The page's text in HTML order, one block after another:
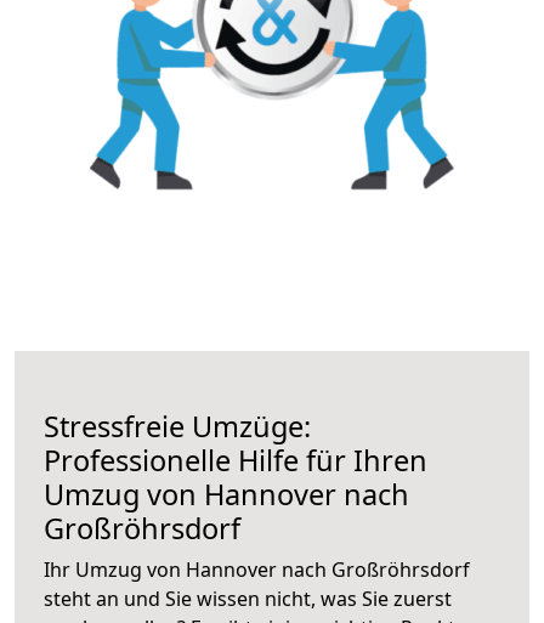
Stressfreie Umzüge:
Professionelle Hilfe für Ihren
Umzug von Hannover nach
Großröhrsdorf
Ihr Umzug von Hannover nach Großröhrsdorf
steht an und Sie wissen nicht, was Sie zuerst